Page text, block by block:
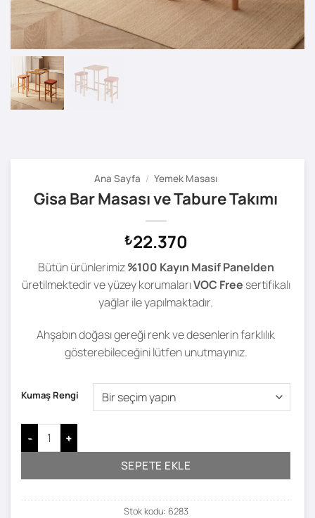
Ana Sayfa / Yemek Masası
Gisa Bar Masası ve Tabure Takımı
₺22.370
Bütün ürünlerimiz%100 Kayın Masif Panelden
üretilmektedir ve yüzey korumalarıVOC Free sertifikalı
yağlar ile yapılmaktadır.
Ahşabın doğası gereği renk ve desenlerin farklılık
gösterebileceğini lütfen unutmayınız.
Kumaş Rengi
Gisa Bar Masası ve Tabure Takımı adet
SEPETE EKLE
Stok kodu: 6283